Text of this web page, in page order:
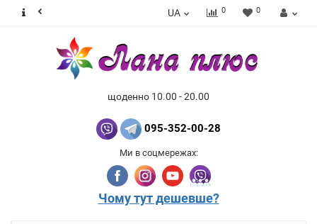
UA 0 0
щоденно 10.00 - 20.00
095-352-00-28
Ми в соцмережах:
Чому тут дешевше?